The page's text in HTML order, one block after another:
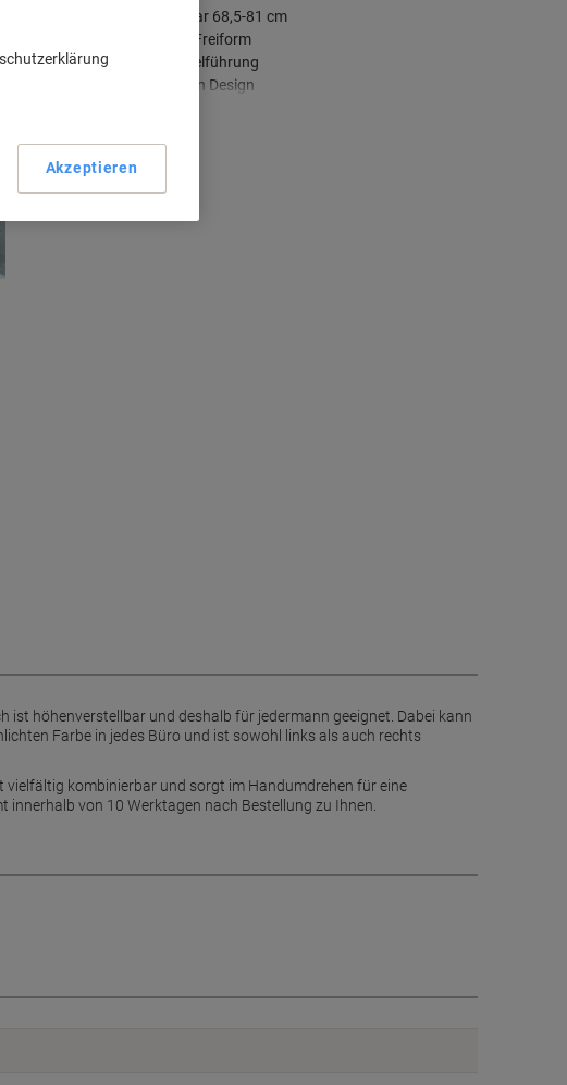
Höhenverstellbar 68,5-81 cm
Ergonomische Freiform
Integrierte Kabelführung
Modernes Ahorn Design
höhenverstellbar und deshalb für jedermann geeignet. Dabei kann
Farbe in jedes Büro und ist sowohl links als auch rechts
vielfältig kombinierbar und sorgt im Handumdrehen für eine
von 10 Werktagen nach Bestellung zu Ihnen.
Akzeptieren